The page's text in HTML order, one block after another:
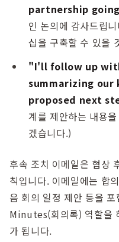
partnership
인 논의에 감사드립
십을 구축할 수 있을
"I'll follow up
summarizing our
proposed next
계를 제안하는 내용
겠습니다.)
후속 조치 이메일은 협상
칙입니다. 이메일에는 합
음 회의 일정 제안 등을
Minutes(회의록) 역할을
가 됩니다.